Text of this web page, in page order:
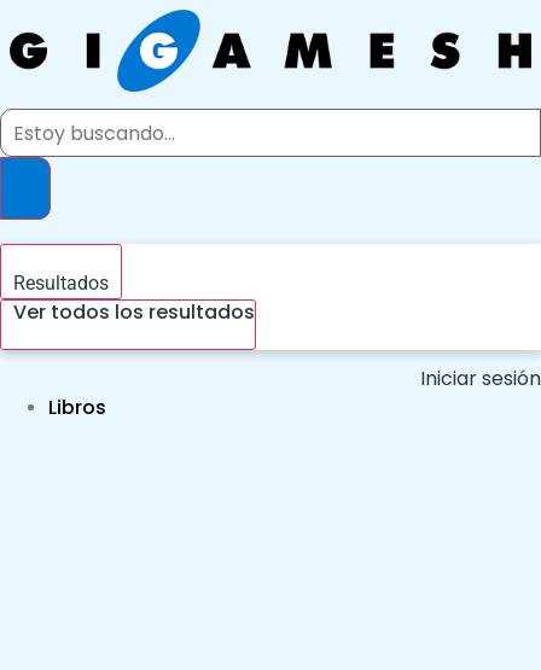
al
contenido
Search
Resultados
Ver todos los resultados
Iniciar sesión
Libros